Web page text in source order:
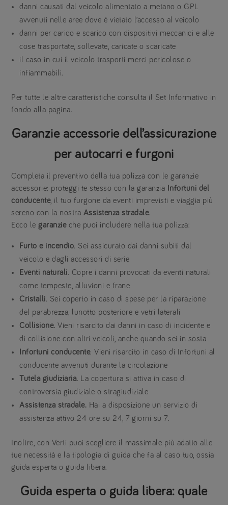
danni causati dal veicolo alimentato a metano o GPL
avvenuti nelle aree dove è vietato l’accesso al veicolo
danni per carico e scarico con dispositivi meccanici e alle
cose trasportate, sollevate, caricate o scaricate
il caso in cui il veicolo trasporti merci pericolose o
infiammabili.
Per tutte le altre caratteristiche consulta il Set Informativo in
fondo alla pagina.
Garanzie accessorie dell’assicurazione
per autocarri e furgoni
Completa il preventivo della tua polizza con le garanzie
accessorie: proteggi te stesso con la garanzia Infortuni del
conducente, il tuo furgone da eventi imprevisti e viaggia più
sereno con la nostra Assistenza stradale.
Ecco le garanzieche puoi includere nella tua polizza:
Furto e incendio. Sei assicurato dai danni subiti dal
veicolo e dagli accessori di serie
Eventi naturali. Copre i danni provocati da eventi naturali
come tempeste, alluvioni e frane
Cristalli. Sei coperto in caso di spese per la riparazione
del parabrezza, lunotto posteriore e vetri laterali
Collisione. Vieni risarcito dai danni in caso di incidente e
di collisione con altri veicoli, anche quando sei in sosta
Infortuni conducente. Vieni risarcito in caso di Infortuni al
conducente avvenuti durante la circolazione
Tutela giudiziaria. La copertura si attiva in caso di
controversia giudiziale o stragiudiziale
Assistenza stradale. Hai a disposizione un servizio di
assistenza attivo 24 ore su 24, 7 giorni su 7.
Inoltre, con Verti puoi scegliere il massimale più adatto alle
tue necessità e la tipologia di guida che fa al caso tuo, ossia
guida esperta o guida libera.
Guida esperta o guida libera: quale